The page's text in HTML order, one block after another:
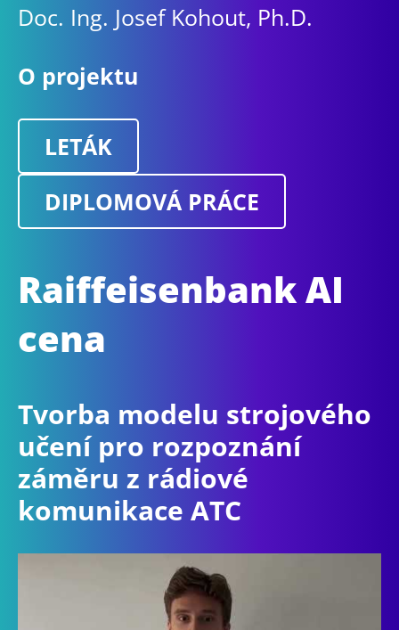
Doc. Ing. Josef Kohout, Ph.D.
O projektu
LETÁK
DIPLOMOVÁ PRÁCE
Raiffeisenbank AI
cena
Tvorba modelu strojového
učení pro rozpoznání
záměru z rádiové
komunikace ATC